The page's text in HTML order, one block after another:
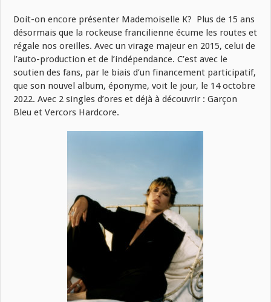
Doit-on encore présenter Mademoiselle K? Plus de 15 ans
désormais que la rockeuse francilienne écume les routes et
régale nos oreilles. Avec un virage majeur en 2015, celui de
l’auto-production et de l’indépendance. C’est avec le
soutien des fans, par le biais d’un financement participatif,
que son nouvel album, éponyme, voit le jour, le 14 octobre
2022. Avec 2 singles d’ores et déjà à découvrir : Garçon
Bleu et Vercors Hardcore.